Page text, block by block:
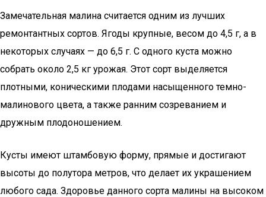
Замечательная малина считается одним из лучших
ремонтантных сортов. Ягоды крупные, весом до 4,5 г, а в
некоторых случаях — до 6,5 г. С одного куста можно
собрать около 2,5 кг урожая. Этот сорт выделяется
плотными, коническими плодами насыщенного темно-
малинового цвета, а также ранним созреванием и
дружным плодоношением.
Кусты имеют штамбовую форму, прямые и достигают
высоты до полутора метров, что делает их украшением
любого сада. Здоровье данного сорта малины на высоком